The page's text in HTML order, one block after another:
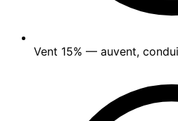
Vent 15% — auvent,